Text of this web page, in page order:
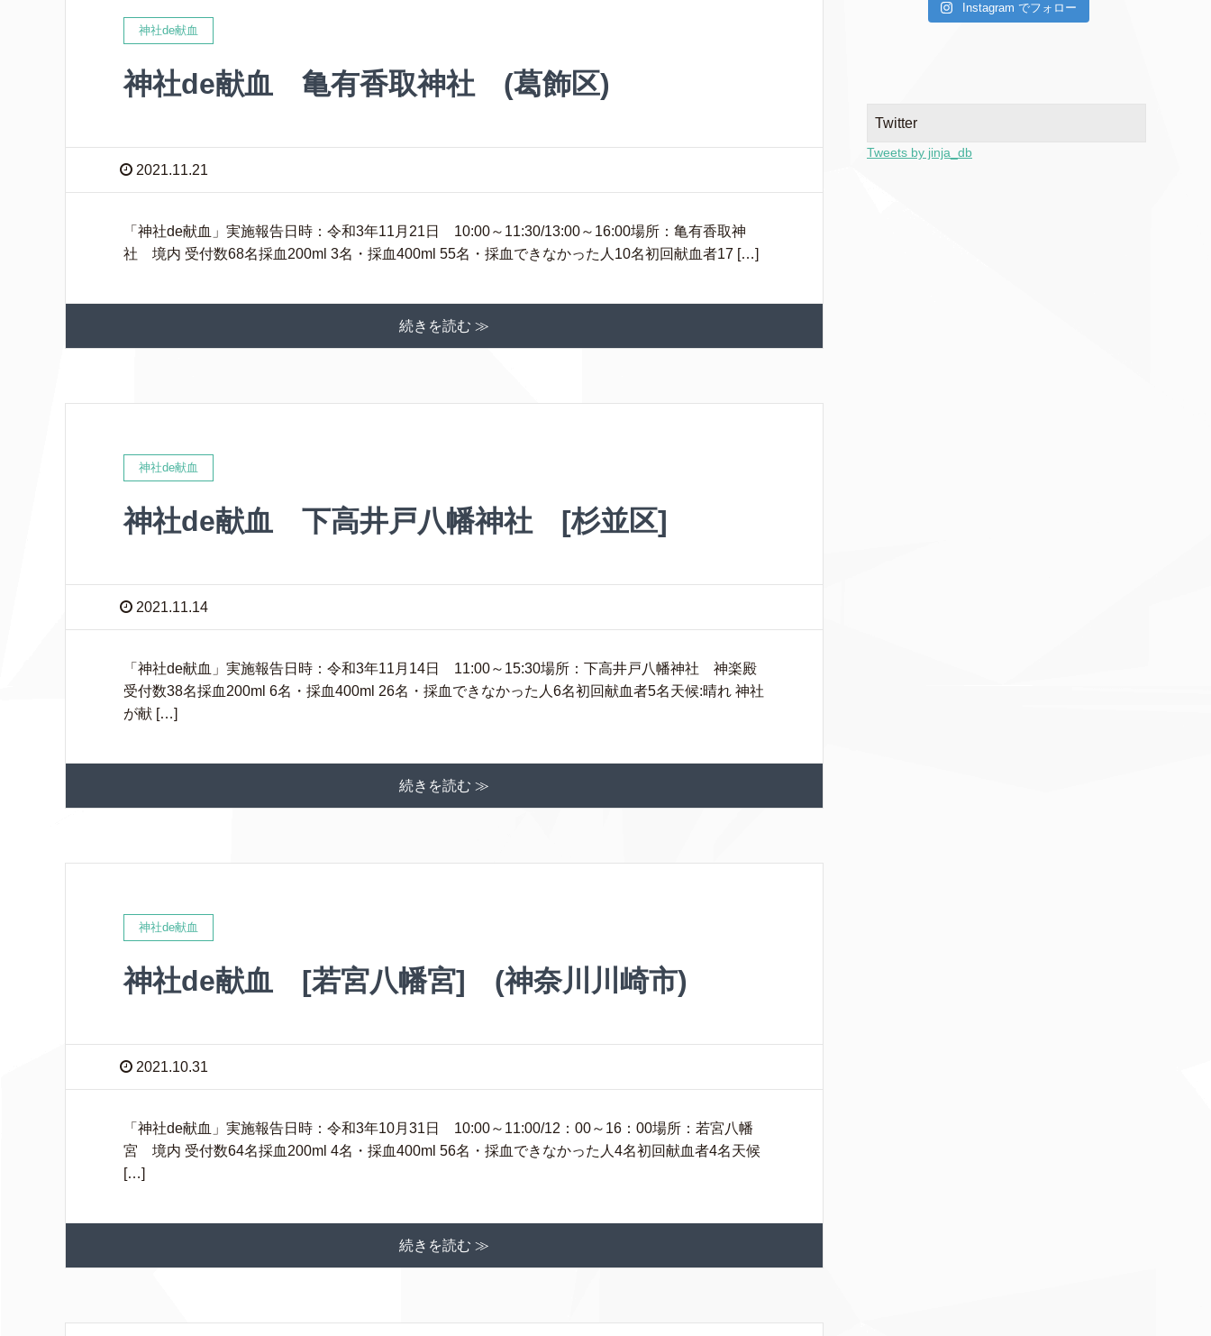
神社de献血
神社de献血 亀有香取神社 (葛飾区)
2021.11.21
「神社de献血」実施報告日時：令和3年11月21日 10:00～11:30/13:00～16:00場所：亀有香取神
社 境内 受付数68名採血200ml 3名・採血400ml 55名・採血できなかった人10名初回献血者17 […]
続きを読む ≫
神社de献血
神社de献血 下高井戸八幡神社 [杉並区]
2021.11.14
「神社de献血」実施報告日時：令和3年11月14日 11:00～15:30場所：下高井戸八幡神社 神楽殿
受付数38名採血200ml 6名・採血400ml 26名・採血できなかった人6名初回献血者5名天候:晴れ 神社
が献 […]
続きを読む ≫
神社de献血
神社de献血 [若宮八幡宮] (神奈川川崎市)
2021.10.31
「神社de献血」実施報告日時：令和3年10月31日 10:00～11:00/12：00～16：00場所：若宮八幡
宮 境内 受付数64名採血200ml 4名・採血400ml 56名・採血できなかった人4名初回献血者4名天候
[…]
続きを読む ≫
Instagram でフォロー
Twitter
Tweets by jinja_db